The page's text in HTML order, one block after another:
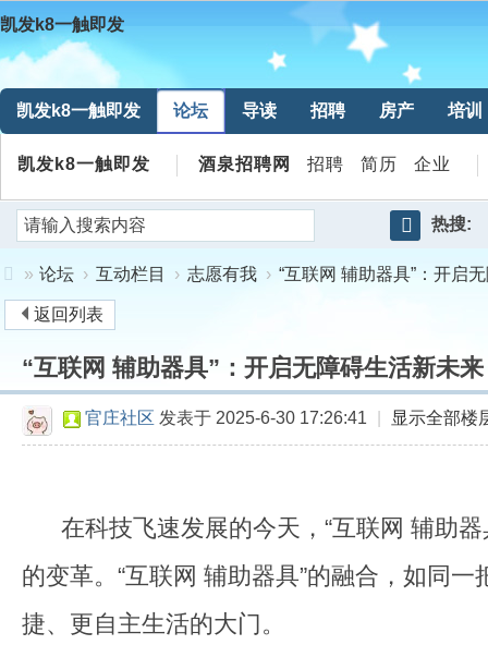
凯发k8一触即发
凯发k8一触即发 论坛 导读 招聘 房产 培训
凯发k8一触即发 酒泉招聘网 招聘 简历 企业
索
热搜:
» 论坛 › 互动栏目 › 志愿有我 › “互联网 辅助器具”：开启
返回列表
“互联网 辅助器具”：开启无障碍生活新未
官庄社区 发表于 2025-6-30 17:26:41 显示全部楼
在科技飞速发展的今天，“互联网 辅助器
的变革。“互联网 辅助器具”的融合，如同
捷、更自主生活的大门。